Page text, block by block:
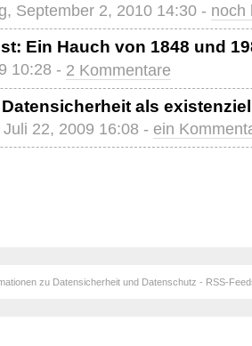
September 2, 2010 14:30 - noch
Ein Hauch von 1848 und
10:28 - 2 Kommentare
als
22, 2009 16:08 - ein
zu Datensicherheit und Datenschutz - RSS-